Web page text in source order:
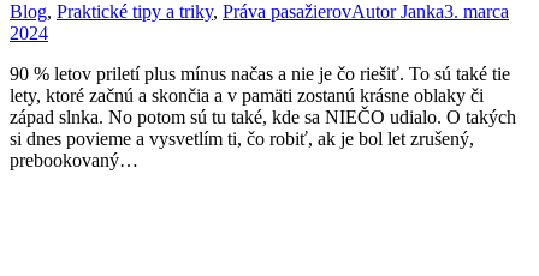
Blog, Praktické tipy a triky, Práva pasažierovAutorJanka3. marca
2024
90 % letov priletí plus mínus načas a nie je čo riešiť. To sú také tie
lety, ktoré začnú a skončia a v pamäti zostanú krásne oblaky či
západ slnka. No potom sú tu také, kde sa NIEČO udialo. O takých
si dnes povieme a vysvetlím ti, čo robiť, ak je bol let zrušený,
prebookovaný…